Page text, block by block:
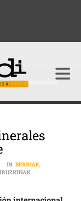
| Los minerales
IN BERRIAK,
IRUZKINAK
ESTRATÉGICOS A